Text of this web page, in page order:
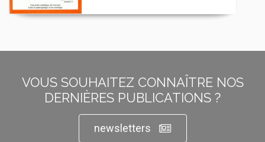
VOUS SOUHAITEZ CONNAÎTRE NOS
DERNIÈRES PUBLICATIONS ?
newsletters